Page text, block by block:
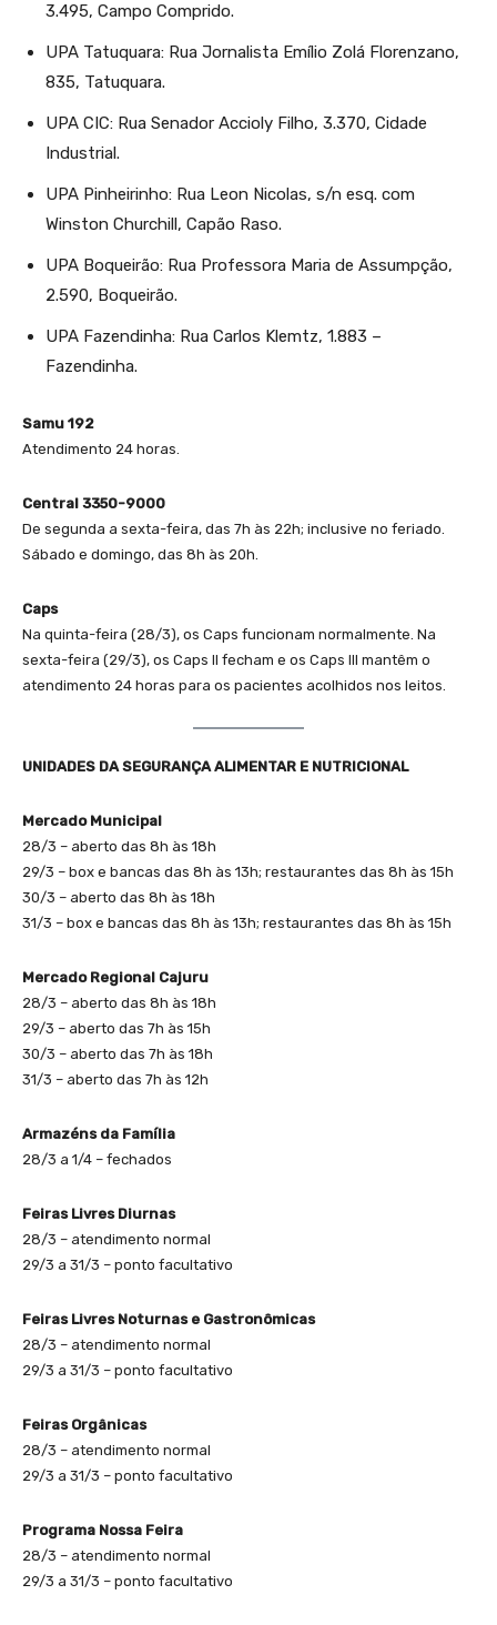
3.495, Campo Comprido.
UPA Tatuquara: Rua Jornalista Emílio Zolá Florenzano,
835, Tatuquara.
UPA CIC: Rua Senador Accioly Filho, 3.370, Cidade
Industrial.
UPA Pinheirinho: Rua Leon Nicolas, s/n esq. com
Winston Churchill, Capão Raso.
UPA Boqueirão: Rua Professora Maria de Assumpção,
2.590, Boqueirão.
UPA Fazendinha: Rua Carlos Klemtz, 1.883 –
Fazendinha.
Samu 192
Atendimento 24 horas.
Central 3350-9000
De segunda a sexta-feira, das 7h às 22h; inclusive no feriado.
Sábado e domingo, das 8h às 20h.
Caps
Na quinta-feira (28/3), os Caps funcionam normalmente. Na
sexta-feira (29/3), os Caps II fecham e os Caps III mantêm o
atendimento 24 horas para os pacientes acolhidos nos leitos.
UNIDADES DA SEGURANÇA ALIMENTAR E NUTRICIONAL
Mercado Municipal
28/3 – aberto das 8h às 18h
29/3 – box e bancas das 8h às 13h; restaurantes das 8h às 15h
30/3 – aberto das 8h às 18h
31/3 – box e bancas das 8h às 13h; restaurantes das 8h às 15h
Mercado Regional Cajuru
28/3 – aberto das 8h às 18h
29/3 – aberto das 7h às 15h
30/3 – aberto das 7h às 18h
31/3 – aberto das 7h às 12h
Armazéns da Família
28/3 a 1/4 – fechados
Feiras Livres Diurnas
28/3 – atendimento normal
29/3 a 31/3 – ponto facultativo
Feiras Livres Noturnas e Gastronômicas
28/3 – atendimento normal
29/3 a 31/3 – ponto facultativo
Feiras Orgânicas
28/3 – atendimento normal
29/3 a 31/3 – ponto facultativo
Programa Nossa Feira
28/3 – atendimento normal
29/3 a 31/3 – ponto facultativo